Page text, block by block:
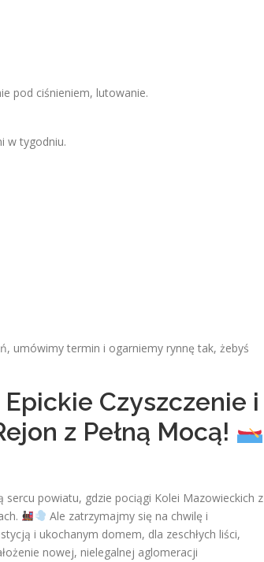
pod ciśnieniem, lutowanie.
w tygodniu.
umówimy termin i ogarniemy rynnę tak, żebyś
Czyszczenie i
z Pełną Mocą!
powiatu, gdzie pociągi Kolei Mazowieckich z
Ale zatrzymajmy się na chwilę i
i ukochanym domem, dla zeschłych liści,
nowej, nielegalnej aglomeracji